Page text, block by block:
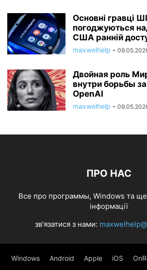
Основні гравці ШІ
погоджуються
США ранній
maxwelhelp -
Двойная роль
внутри борьбы
OpenAI
maxwelhelp -
ПРО НАС
Все про программы, Windows та ще
інформації
зв'язатися з нами:
Windows Android Apple iOS